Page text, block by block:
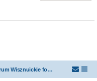
Forum Wisznuickie forum.bhaktijoga.pl